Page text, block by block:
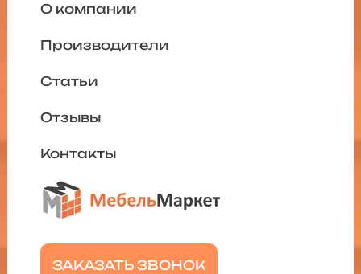
ЗАКАЗАТЬ ЗВОНОК
О компании
Производители
Статьи
Отзывы
Контакты